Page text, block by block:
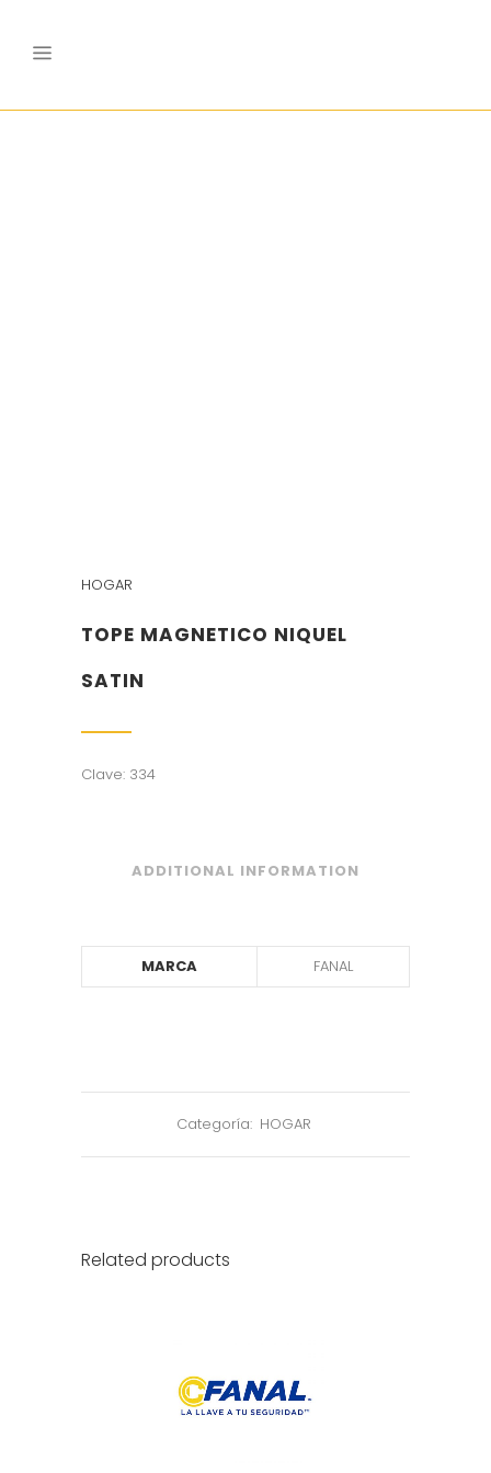
HOGAR
TOPE MAGNETICO NIQUEL
SATIN
Clave: 334
ADDITIONAL INFORMATION
MARCA FANAL
Categoría: HOGAR
Related products